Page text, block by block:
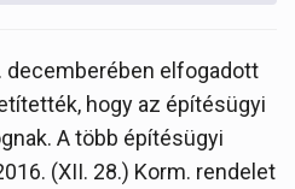
decemberében elfogadott
hogy az építésügyi
A több építésügyi
(XII. 28.) Korm. rendelet